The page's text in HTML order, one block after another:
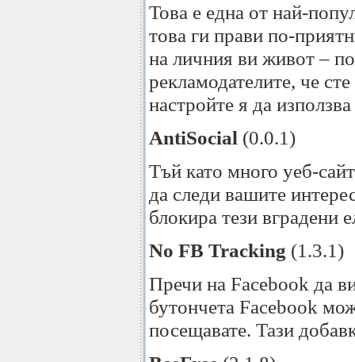
Това е една от най-
това ги прави по-
на личния ви живот –
рекламодателите, че
настройте я да
AntiSocial (0.0.1)
Тъй като много уеб-
да следи вашите
блокира тези вградени
No FB Tracking (1.3.1)
Пречи на Facebook да
бутончета Facebook
посещавате. Тази